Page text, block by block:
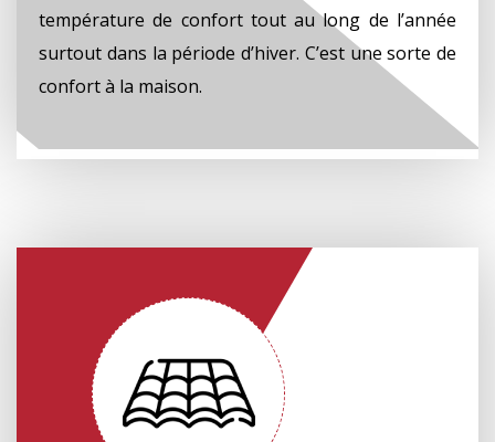
température de confort tout au long de l’année
surtout dans la période d’hiver. C’est une sorte de
confort à la maison.